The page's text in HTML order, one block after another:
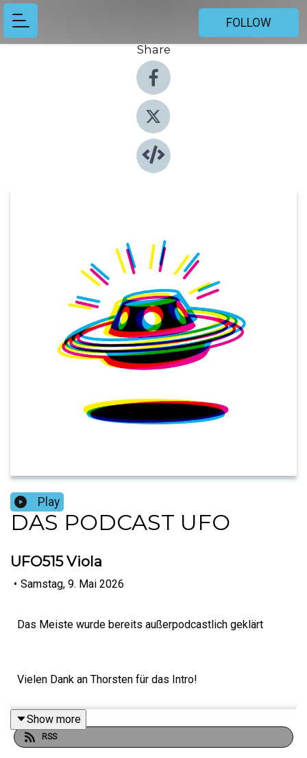
FOLLOW
Share
Play
DAS PODCAST UFO
UFO515 Viola
• Samstag, 9. Mai 2026
Das Meiste wurde bereits außerpodcastlich geklärt
Vielen Dank an Thorsten für das Intro!
Hier findest du alle Infos und Rabatte unserer
Werbepartner:linktr.ee/daspodcastufo
Show more
RSS